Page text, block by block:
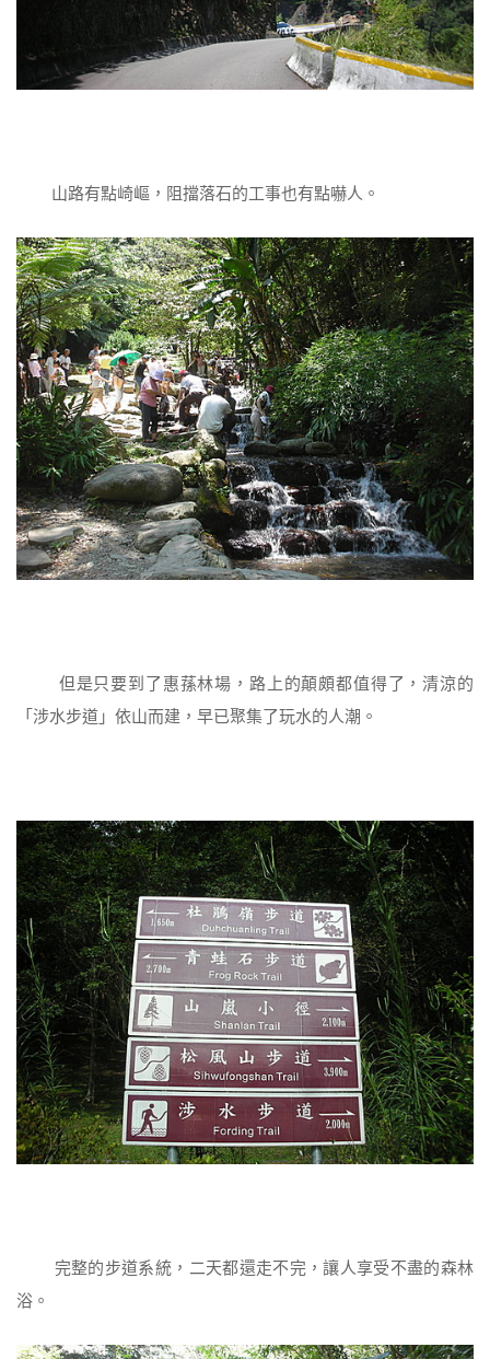
山路有點崎嶇，阻擋落石的工事也有點嚇人。
但是只要到了惠蓀林場，路上的顛頗都值得了，清涼的
「涉水步道」依山而建，早已聚集了玩水的人潮。
完整的步道系統，二天都還走不完，讓人享受不盡的森林
浴。